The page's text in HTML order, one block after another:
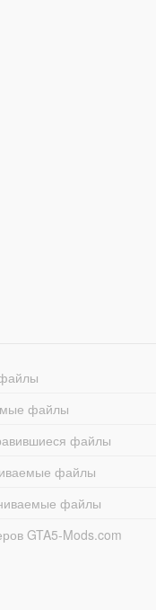
файлы
файлы
файлы
файлы
GTA5-Mods.com